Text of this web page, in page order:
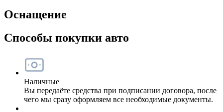
Оснащение
Способы покупки авто
Наличные
Вы передаёте средства при подписании договора, после
чего мы сразу оформляем все необходимые документы.